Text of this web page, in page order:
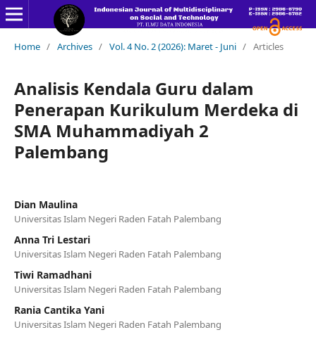
Home / Archives / Vol. 4 No. 2 (2026): Maret - Juni / Articles
Analisis Kendala Guru dalam
Penerapan Kurikulum Merdeka di
SMA Muhammadiyah 2
Palembang
Dian Maulina
Universitas Islam Negeri Raden Fatah Palembang
Anna Tri Lestari
Universitas Islam Negeri Raden Fatah Palembang
Tiwi Ramadhani
Universitas Islam Negeri Raden Fatah Palembang
Rania Cantika Yani
Universitas Islam Negeri Raden Fatah Palembang